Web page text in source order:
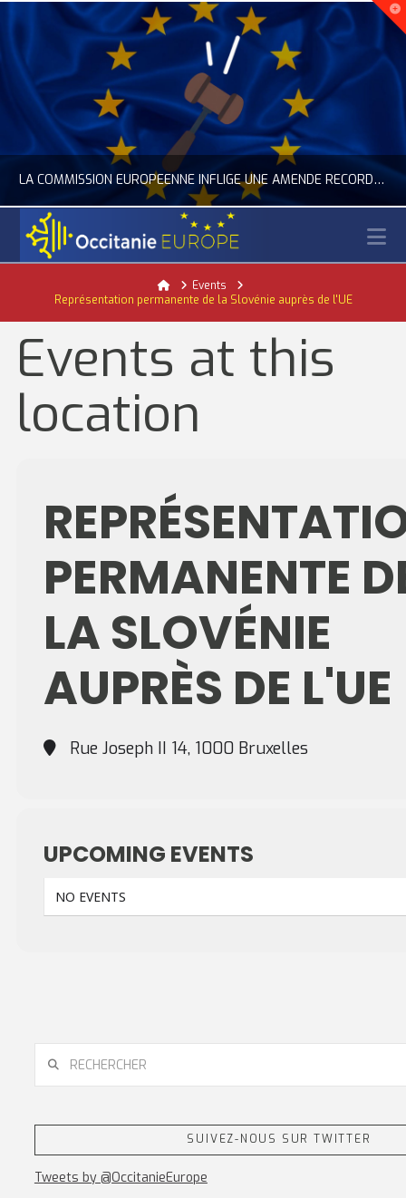
LA COMMISSION EUROPÉENNE INFLIGE UNE AMENDE RECORD À GOOGLE
ACTUALITÉ DE L'UNION EUROPÉENNE, ACTUALITÉ DE LA REPRÉSENTATION D’OCCITANIE EUROPE, NUMÉRIQUE- DIGITAL
JUILLET 24, 2026
HomeEvents
Représentation permanente de la Slovénie auprès de l'UE
Events at this
location
PERMANENTE
LA SLOVÉNIE
AUPRÈS DE L'UE
Rue Joseph II 14, 1000 Bruxelles
UPCOMING EVENTS
NO EVENTS
SUIVEZ-NOUS SUR TWITTER
Tweets by @OccitanieEurope